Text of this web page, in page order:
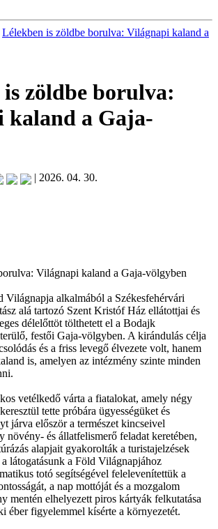
Lélekben is zöldbe borulva: Világnapi kaland a
zöldbe borulva:
kaland a Gaja-
| 2026. 04. 30.
Világnapi kaland a Gaja-völgyben
Világnapja alkalmából a Székesfehérvári
alá tartozó Szent Kristóf Ház ellátottjai és
délelőttöt tölthetett el a Bodajk
festői Gaja-völgyben. A kirándulás célja
és a friss levegő élvezete volt, hanem
is, amelyen az intézmény szinte minden
vetélkedő várta a fiatalokat, amely négy
tette próbára ügyességüket és
járva először a természet kincseivel
növény- és állatfelismerő feladat keretében,
alapjait gyakorolták a turistajelzések
látogatásunk a Föld Világnapjához
totó segítségével felelevenítettük a
a nap mottóját és a mozgalom
mentén elhelyezett piros kártyák felkutatása
éber figyelemmel kísérte a környezetét.